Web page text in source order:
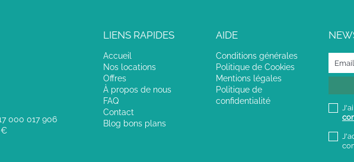
000 017 906
€
LIENS RAPIDES
Accueil
Nos locations
Offres
À propos de nous
FAQ
Contact
Blog bons plans
AIDE
Conditions générales
Politique de Cookies
Mentions légales
Politique de
confidentialité